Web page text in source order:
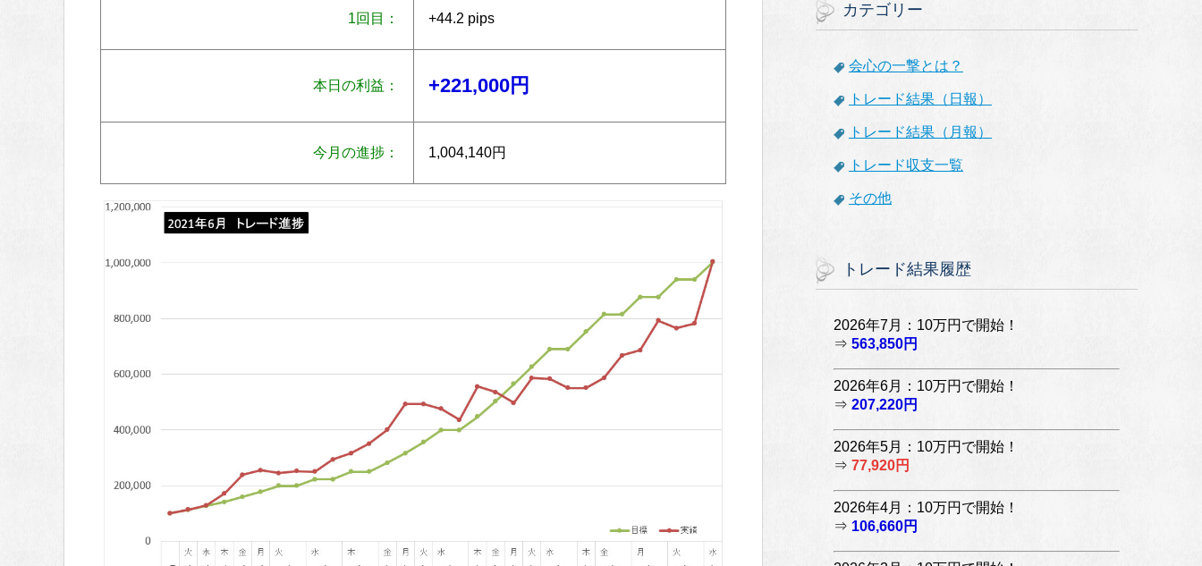
1回目： +44.2 pips
本日の利益： +221,000円
今月の進捗： 1,004,140円
カテゴリー
会心の一撃とは？
トレード結果（日報）
トレード結果（月報）
トレード収支一覧
その他
トレード結果履歴
2026年7月：10万円で開始！
⇒ 563,850円
2026年6月：10万円で開始！
⇒ 207,220円
2026年5月：10万円で開始！
⇒ 77,920円
2026年4月：10万円で開始！
⇒ 106,660円